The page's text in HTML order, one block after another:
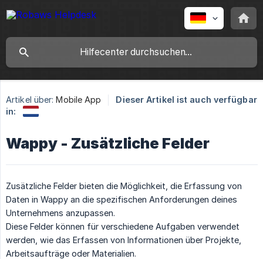
Artikel über: Mobile App
Dieser Artikel ist auch verfügbar
in:
Wappy - Zusätzliche Felder
Zusätzliche Felder bieten die Möglichkeit, die Erfassung von
Daten in Wappy an die spezifischen Anforderungen deines
Unternehmens anzupassen.
Diese Felder können für verschiedene Aufgaben verwendet
werden, wie das Erfassen von Informationen über Projekte,
Arbeitsaufträge oder Materialien.